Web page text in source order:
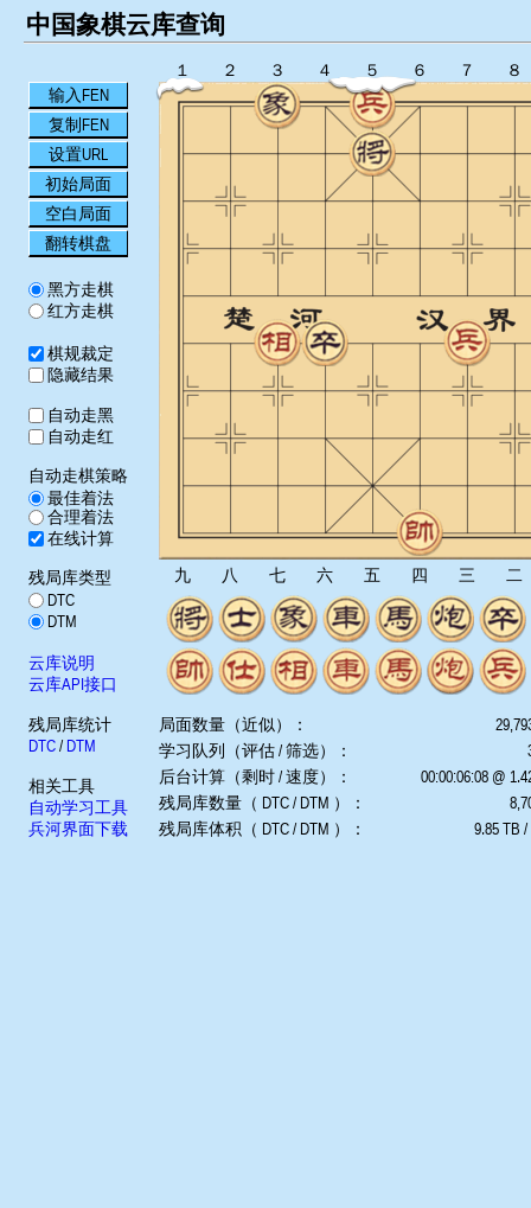
中国象棋云库查询
输入FEN
复制FEN
设置URL
初始局面
空白局面
翻转棋盘
黑方走棋
红方走棋
棋规裁定
隐藏结果
自动走黑
自动走红
自动走棋策略
最佳着法
合理着法
在线计算
残局库类型
DTC
DTM
云库说明
云库API接口
残局库统计
DTC/ DTM
相关工具
自动学习工具
兵河界面下载
１ ２ ３ ４ ５ ６ ７ ８
九 八 七 六 五 四 三 二
局面数量（近似）：
学习队列（评估 / 筛选）：
后台计算（剩时 / 速度）：
00:00:06:08 @
残局库数量（ DTC / DTM ）：
残局库体积（ DTC / DTM ）：
9.85 TB